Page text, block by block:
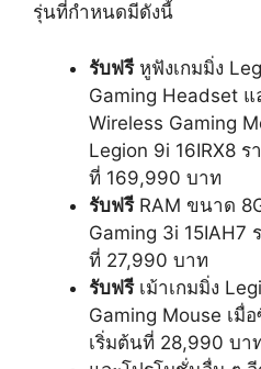
รุ่นที่กำหนดมีดังนี้
รับฟรีหูฟังเกมมิ่ง
Gaming Headset แ
Wireless Gaming
Legion 9i 16IRX8 ร
ที่ 169,990 บาท
รับฟรีRAM ขนาด
Gaming 3i 15IAH7
ที่ 27,990 บาท
รับฟรีเม้าเกมมิ่ง
Gaming Mouse เมื่
เริ่มต้นที่ 28,990 บา